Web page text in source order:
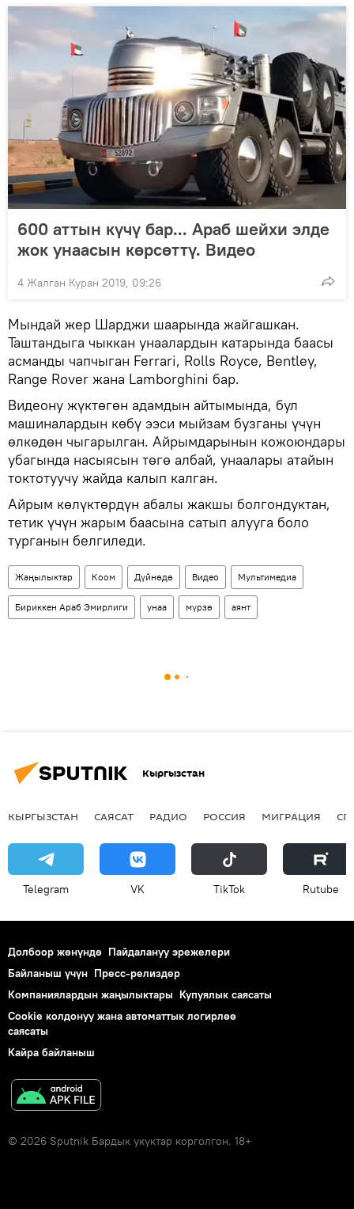
600 аттын күчү бар... Араб шейхи элде
жок унаасын көрсөттү. Видео
4 Жалган Куран 2019, 09:26
Мындай жер Шарджи шаарында жайгашкан.
Таштандыга чыккан унаалардын катарында баасы
асманды чапчыган Ferrаri, Rоlls Rоyсе, Веntlеy,
Rаngе Rоver жана Lаmbоrghini бар.
Видеону жүктөгөн адамдын айтымында, бул
машиналардын көбү ээси мыйзам бузганы үчүн
өлкөдөн чыгарылган. Айрымдарынын кожоюндары
убагында насыясын төгө албай, унаалары атайын
токтотуучу жайда калып калган.
Айрым көлүктөрдүн абалы жакшы болгондуктан,
тетик үчүн жарым баасына сатып алууга боло
турганын белгиледи.
Жаңылыктар Коом Дүйнөдө Видео Мультимедиа
Бириккен Араб Эмирлиги унаа мүрзө аянт
Кыргызстан
КЫРГЫЗСТАН САЯСАТ РАДИО РОССИЯ МИГРАЦИЯ
Telegram VK ТikТоk Rutube
Долбоор жөнүндө Пайдалануу эрежелери
Байланыш үчүн Пресс-релиздер
Компаниялардын жаңылыктары Купуялык саясаты
Cookie колдонуу жана автоматтык логирлөө
саясаты
Кайра байланыш
© 2026 Sputnik Бардык укуктар корголгон. 18+